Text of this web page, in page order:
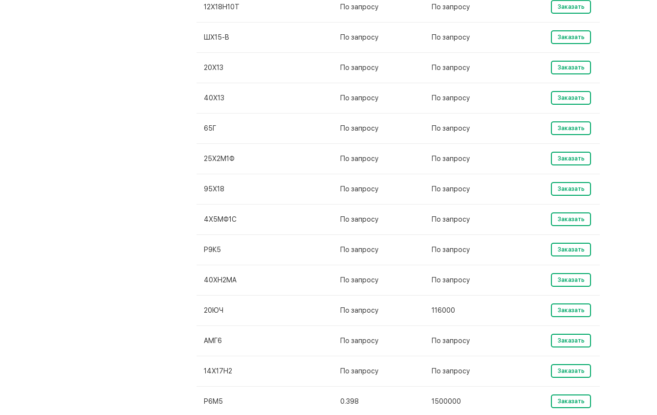
12Х18Н10Т По запросу По запросу Заказать
ШХ15-В По запросу По запросу Заказать
20Х13 По запросу По запросу Заказать
40Х13 По запросу По запросу Заказать
65Г По запросу По запросу Заказать
25Х2М1Ф По запросу По запросу Заказать
95Х18 По запросу По запросу Заказать
4Х5МФ1С По запросу По запросу Заказать
Р9К5 По запросу По запросу Заказать
40ХН2МА По запросу По запросу Заказать
20ЮЧ По запросу 116000 Заказать
АМГ6 По запросу По запросу Заказать
14Х17Н2 По запросу По запросу Заказать
Р6М5 0.398 1500000 Заказать